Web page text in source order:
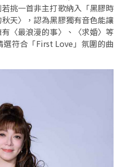
挑一首非主打歌納入「黑膠時
天〉，認為黑膠獨有音色能讓
〈最浪漫的事〉、〈求婚〉等
符合「First Love」氛圍的曲